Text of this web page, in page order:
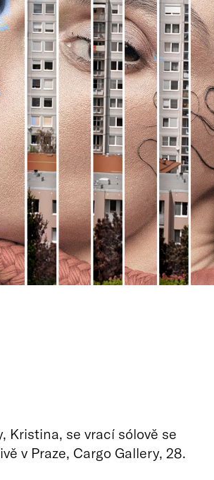
Kristina, se vrací sólově se
v Praze, Cargo Gallery, 28.